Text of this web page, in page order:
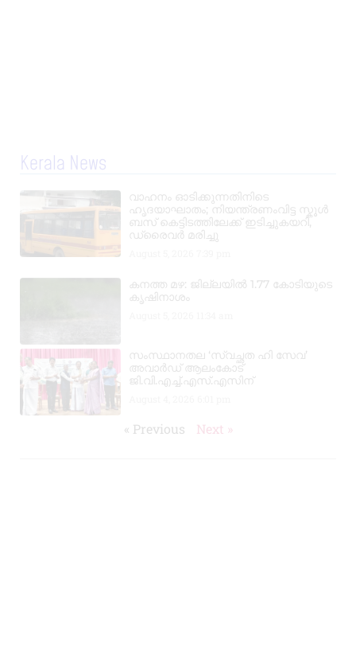
Kerala News
വാഹനം ഓടിക്കുന്നതിനിടെ
ഹൃദയാഘാതം; നിയന്ത്രണംവിട്ട സ്കൂൾ
ബസ് കെട്ടിടത്തിലേക്ക് ഇടിച്ചുകയറി,
ഡ്രൈവർ മരിച്ചു
കനത്ത മഴ: ജില്ലയിൽ 1.77 കോടിയുടെ
കൃഷിനാശം
സംസ്ഥാനതല ‘സ്വച്ഛത ഹി സേവ’
അവാർഡ് ആലംകോട്
ജി.വി.എച്ച്.എസ്.എസിന്
« Previous Next »